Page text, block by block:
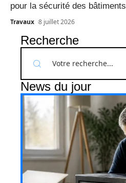
pour la sécurité des bâtiments
Travaux 8 juillet 2026
Recherche
News du jour